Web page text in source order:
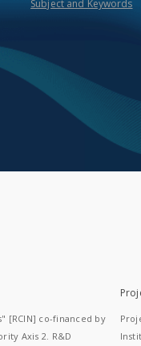
Subject and Keywords
[RCIN] co-financed by
Axis 2. R&D